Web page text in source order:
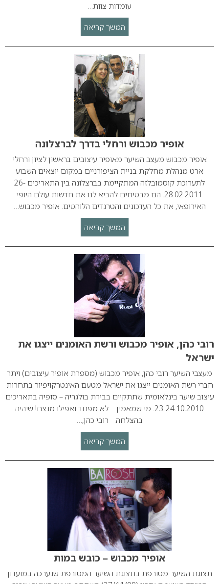
עומדות צוות…
המשך קריאה
אופיר מכבוש ורחלי בדרך לברצלונה
אופיר מכבוש מעצב השיער מאופיר עיצובים בראשון לציון ורחלי
ארט מנהלת מחלקת בניית הציפורניים במקום יוצאים השבוע
לתערוכת קוסמובלזה המתקיימת בברצלונה בין התאריכים 26-
28.02.2011. הם מבטיחים להביא לנו את חדשות עולם היופי
האירופאי, את כל העדכונים והטרנדים הלוהטים. אופיר מכבוש…
המשך קריאה
רובי כהן, אופיר מכבוש ורשת האומנים ייצגו את
ישראל
מעצבי השיער רובי כהן, אופיר מכבוש (מספרת אופיר עיצובים) ויתר
חברי רשת האומנים ייצגו את ישראל מטעם האינטרקויפיור בתחרות
עיצוב שיער בינלאומית שתתקיים בבירת בולגריה – סופיה בתאריכים
23-24.10.2010. מי שמאמין – לא מפחד ואפילו מנצח! שיהיה
בהצלחה. רובי כהן,…
המשך קריאה
אופיר מכבוש – כובש במות
תצוגת השיער מטורפת בתצוגת השיער המטורפת שנערכה במועדון